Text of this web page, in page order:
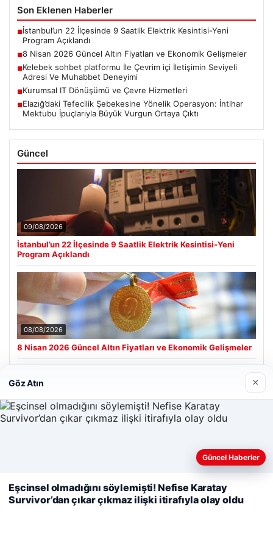
Son Eklenen Haberler
■İstanbul’un 22 İlçesinde 9 Saatlik Elektrik Kesintisi-Yeni
Program Açıklandı
■8 Nisan 2026 Güncel Altın Fiyatları ve Ekonomik Gelişmeler
■Kelebek sohbet platformu İle Çevrim içi İletişimin Seviyeli
Adresi Ve Muhabbet Deneyimi
■Kurumsal IT Dönüşümü ve Çevre Hizmetleri
■Elazığ’daki Tefecilik Şebekesine Yönelik Operasyon: İntihar
Mektubu İpuçlarıyla Büyük Vurgun Ortaya Çıktı
Güncel
09/08/2026
İstanbul’un 22 İlçesinde 9 Saatlik Elektrik Kesintisi-Yeni
Program Açıklandı
08/08/2026
8 Nisan 2026 Güncel Altın Fiyatları ve Ekonomik Gelişmeler
Hastaş Beton
Web sitemizi nasıl kullandığınızı daha iyi anlayabilmek,
kullanıyoruz.
Çerez Politikamız
Reddet Kabul Et
Göz Atın ×
Güncel Haberler
Eşcinsel olmadığını söylemişti! Nefise Karatay
Survivor’dan çıkar çıkmaz ilişki itirafıyla olay oldu